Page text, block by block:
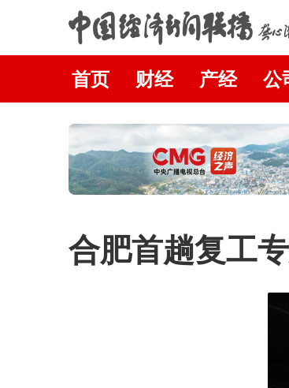
首页 财经 产经 公
合肥首趟复工